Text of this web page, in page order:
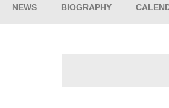
NEWS BIOGRAPHY